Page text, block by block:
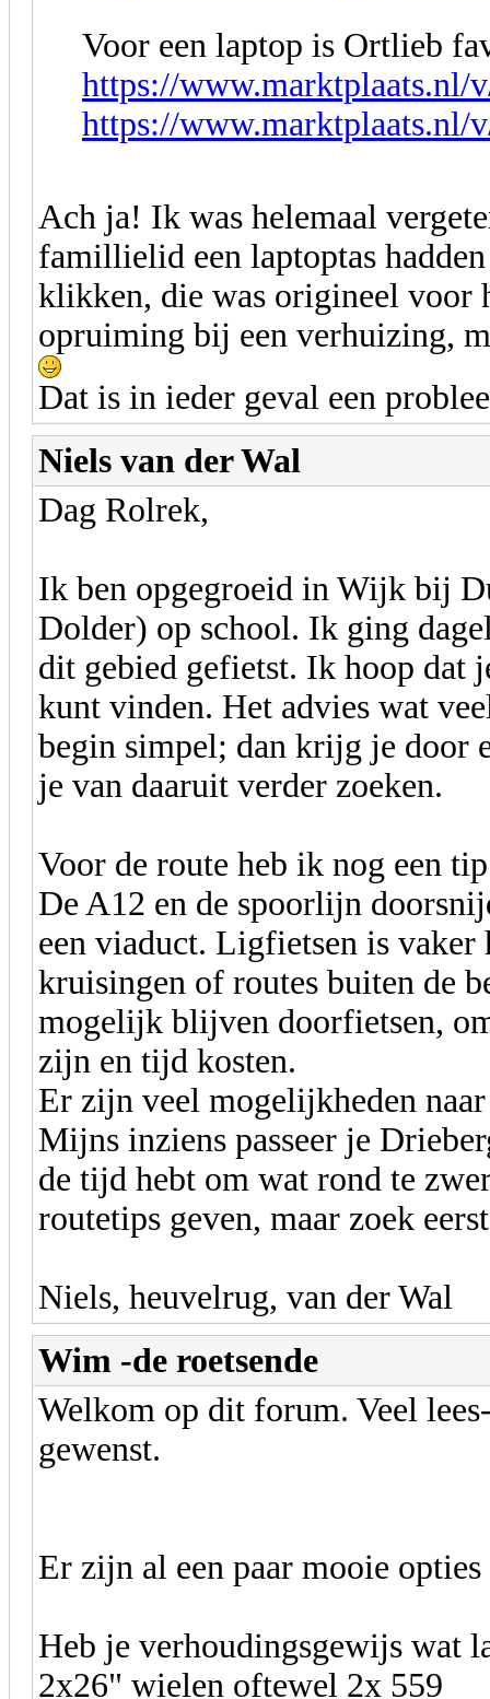
Voor een laptop is Ortlieb
https://www.marktplaats.nl/
https://www.marktplaats.nl/
Ach ja! Ik was helemaal
famillielid een laptoptas
klikken, die was origineel voor
opruiming bij een verhuizing,
Dat is in ieder geval een
Niels van der Wal
Dag Rolrek,
Ik ben opgegroeid in Wijk bij
Dolder) op school. Ik ging
dit gebied gefietst. Ik hoop dat
kunt vinden. Het advies wat
begin simpel; dan krijg je door
je van daaruit verder zoeken.
Voor de route heb ik nog een
De A12 en de spoorlijn
een viaduct. Ligfietsen is vaker
kruisingen of routes buiten de
mogelijk blijven doorfietsen,
zijn en tijd kosten.
Er zijn veel mogelijkheden
Mijns inziens passeer je
de tijd hebt om wat rond te
routetips geven, maar zoek
Niels, heuvelrug, van der Wal
Wim -de roetsende
Welkom op dit forum. Veel
gewenst.
Er zijn al een paar mooie
Heb je verhoudingsgewijs wat
2x26" wielen oftewel 2x 559